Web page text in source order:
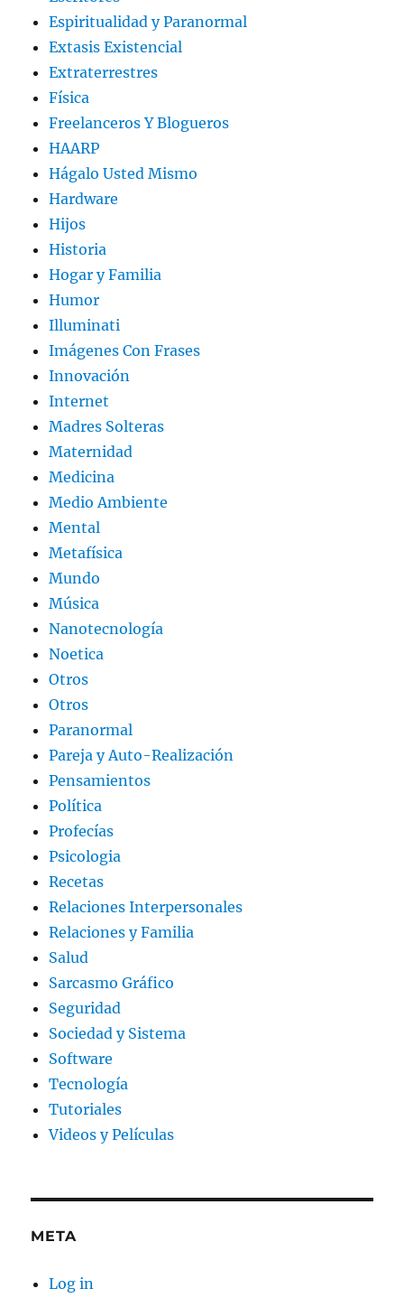
Espiritualidad y Paranormal
Extasis Existencial
Extraterrestres
Física
Freelanceros Y Blogueros
HAARP
Hágalo Usted Mismo
Hardware
Hijos
Historia
Hogar y Familia
Humor
Illuminati
Imágenes Con Frases
Innovación
Internet
Madres Solteras
Maternidad
Medicina
Medio Ambiente
Mental
Metafísica
Mundo
Música
Nanotecnología
Noetica
Otros
Otros
Paranormal
Pareja y Auto-Realización
Pensamientos
Política
Profecías
Psicologia
Recetas
Relaciones Interpersonales
Relaciones y Familia
Salud
Sarcasmo Gráfico
Seguridad
Sociedad y Sistema
Software
Tecnología
Tutoriales
Videos y Películas
META
Log in